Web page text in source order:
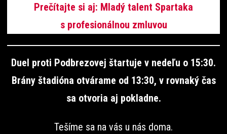
Prečítajte si aj: Mladý talent Spartaka
s profesionálnou zmluvou
Duel proti Podbrezovej štartuje v nedeľu o 15:30.
Brány štadióna otvárame od 13:30, v rovnaký čas
sa otvoria aj pokladne.
Tešíme sa na vás u nás doma.